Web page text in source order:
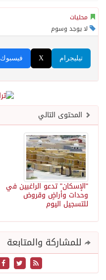
محليات
لا يوجد وسوم
فيسبوك X تيليجرام
المحتوى التالي
"الإسكان" تدعو الراغبين في
وحدات وأراضٍ وقروض
للتسجيل اليوم
للمشاركة والمتابعة